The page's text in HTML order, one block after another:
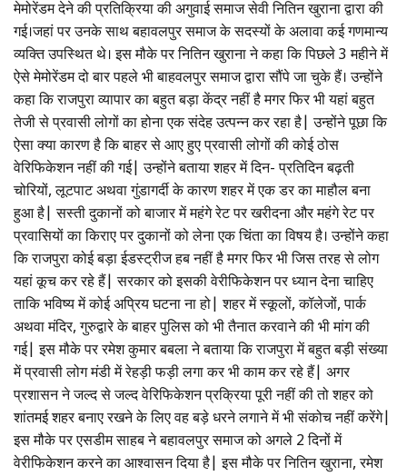
मेमोरेंडम देने की प्रतिक्रिया की अगुवाई समाज सेवी नितिन खुराना द्वारा की
गई।जहां पर उनके साथ बहावलपुर समाज के सदस्यों के अलावा कई गणमान्य
व्यक्ति उपस्थित थे। इस मौके पर नितिन खुराना ने कहा कि पिछले 3 महीने में
ऐसे मेमोरेंडम दो बार पहले भी बाहवलपुर समाज द्वारा सौंपे जा चुके हैं। उन्होंने
कहा कि राजपुरा व्यापार का बहुत बड़ा केंद्र नहीं है मगर फिर भी यहां बहुत
तेजी से प्रवासी लोगों का होना एक संदेह उत्पन्न कर रहा है| उन्होंने पूछा कि
ऐसा क्या कारण है कि बाहर से आए हुए प्रवासी लोगों की कोई ठोस
वेरिफिकेशन नहीं की गई| उन्होंने बताया शहर में दिन- प्रतिदिन बढ़ती
चोरियों, लूटपाट अथवा गुंडागर्दी के कारण शहर में एक डर का माहौल बना
हुआ है| सस्ती दुकानों को बाजार में महंगे रेट पर खरीदना और महंगे रेट पर
प्रवासियों का किराए पर दुकानों को लेना एक चिंता का विषय है। उन्होंने कहा
कि राजपुरा कोई बड़ा ईडस्ट्रीज हब नहीं है मगर फिर भी जिस तरह से लोग
यहां कूच कर रहे हैं| सरकार को इसकी वेरीफिकेशन पर ध्यान देना चाहिए
ताकि भविष्य में कोई अप्रिय घटना ना हो| शहर में स्कूलों, कॉलेजों, पार्क
अथवा मंदिर, गुरुद्वारे के बाहर पुलिस को भी तैनात करवाने की भी मांग की
गई| इस मौके पर रमेश कुमार बबला ने बताया कि राजपुरा में बहुत बड़ी संख्या
में प्रवासी लोग मंडी में रेहड़ी फड़ी लगा कर भी काम कर रहे हैं| अगर
प्रशासन ने जल्द से जल्द वेरिफिकेशन प्रक्रिया पूरी नहीं की तो शहर को
शांतमई शहर बनाए रखने के लिए वह बड़े धरने लगाने में भी संकोच नहीं करेंगे|
इस मौके पर एसडीम साहब ने बहावलपुर समाज को अगले 2 दिनों में
वेरीफिकेशन करने का आश्वासन दिया है| इस मौके पर नितिन खुराना, रमेश